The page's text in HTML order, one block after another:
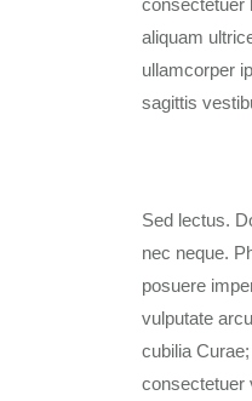
consectetuer
aliquam
ullamcorper
sagittis
Sed lectus.
nec neque.
posuere
vulputate
cubilia
consectetuer